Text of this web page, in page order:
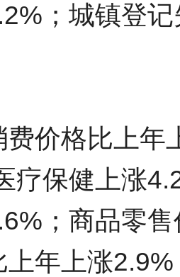
；城镇登
费价格比上年
疗保健上涨
；商品零
上年上涨